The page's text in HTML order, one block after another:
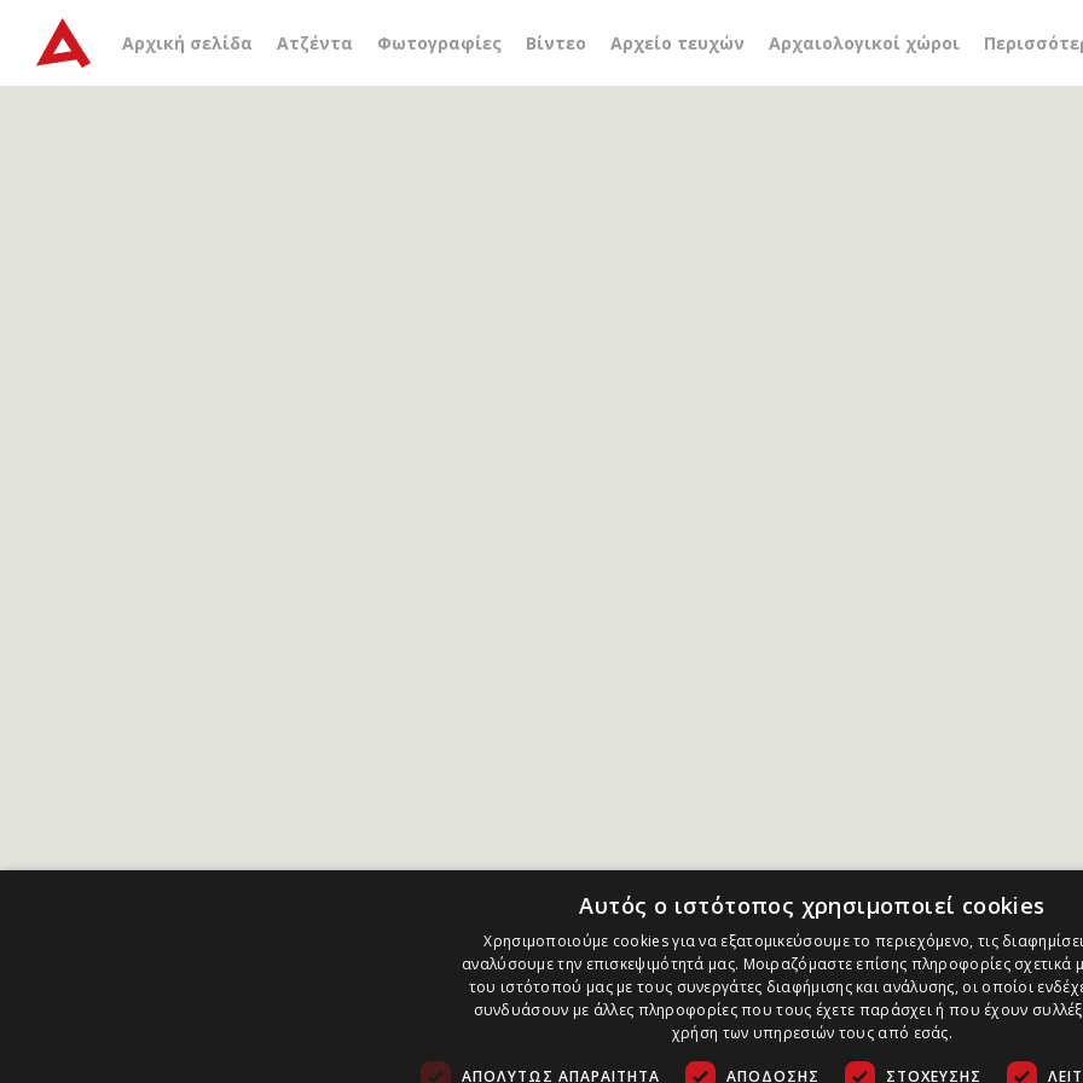
Αρχική σελίδα Ατζέντα Φωτογραφίες Βίντεο Αρχείο τευχών Αρχαιολογικοί χώροι
Αρχείο ετικέτας διανοούμενοι
Αυτός ο ιστότοπος χρησιμοποιεί cookies
Χρησιμοποιούμε cookies για να εξατομικεύσουμε το περιεχόμενο, τις
αναλύσουμε την επισκεψιμότητά μας. Μοιραζόμαστε επίσης πληροφορίες σχετικά
του ιστότοπού μας με τους συνεργάτες διαφήμισης και ανάλυσης, οι οποίοι
συνδυάσουν με άλλες πληροφορίες που τους έχετε παράσχει ή που έχουν
χρήση των υπηρεσιών τους από εσάς.
ΑΠΟΛΎΤΩΣ ΑΠΑΡΑΊΤΗΤΑ ΑΠΌΔΟΣΗΣ ΣΤΌΧΕΥΣΗΣ